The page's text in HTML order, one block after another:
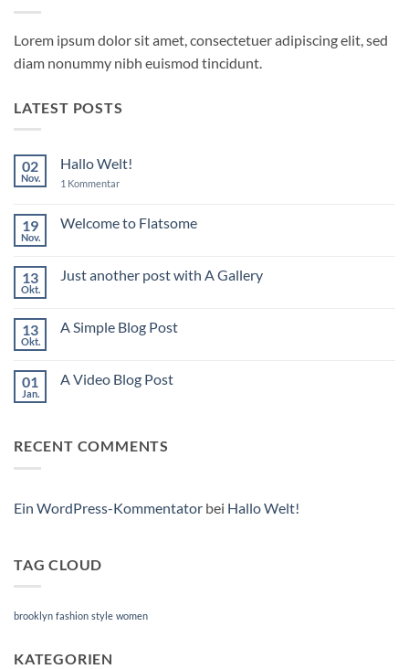
Lorem ipsum dolor sit amet, consectetuer adipiscing elit, sed
diam nonummy nibh euismod tincidunt.
LATEST POSTS
02
Nov.
Hallo Welt!
1 Kommentarzu
19
Nov.
Welcome to Flatsome
Welcome
13
Okt.
Just another post with A Gallery
Just
A
Gallery
13
Okt.
A Simple Blog Post
A
01
Jan.
A Video Blog Post
Video
RECENT COMMENTS
Ein WordPress-Kommentator bei Hallo Welt!
TAG CLOUD
brooklyn fashion style women
KATEGORIEN